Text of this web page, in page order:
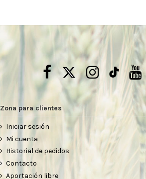
Zona para clientes
Iniciar sesión
Mi cuenta
Historial de pedidos
Contacto
Aportación libre